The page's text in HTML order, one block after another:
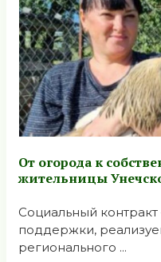
От огорода к
жительницы
Социальный
поддержки,
регионального ...